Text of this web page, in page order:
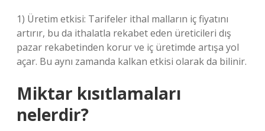
1) Üretim etkisi: Tarifeler ithal malların iç fiyatını
artırır, bu da ithalatla rekabet eden üreticileri dış
pazar rekabetinden korur ve iç üretimde artışa yol
açar. Bu aynı zamanda kalkan etkisi olarak da bilinir.
Miktar kısıtlamaları
nelerdir?